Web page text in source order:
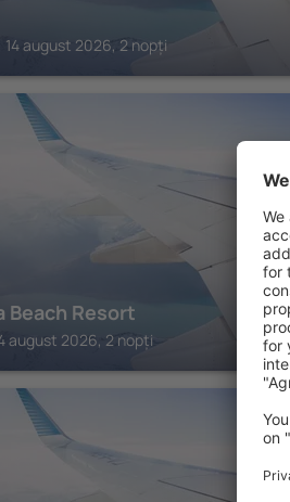
14 august 2026, 2 nopți
Beach Resort
august 2026, 2 nopți